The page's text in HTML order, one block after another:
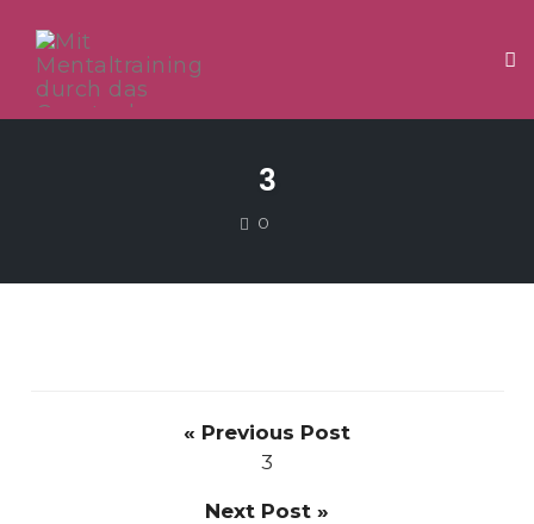
3
0
« Previous Post
3
Next Post »